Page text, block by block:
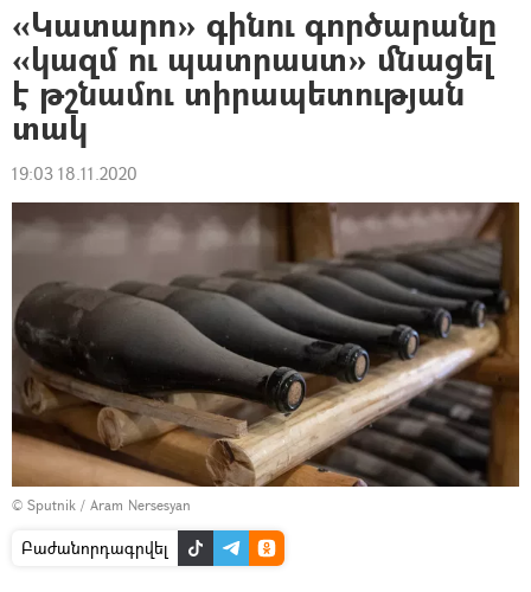
«Կատարո» գինու գործարանը
«կազմ ու պատրաստ» մնացել
է թշնամու տիրապետության
տակ
19:03 18.11.2020
© Sputnik / Aram Nersesyan
Բաժանորդագրվել